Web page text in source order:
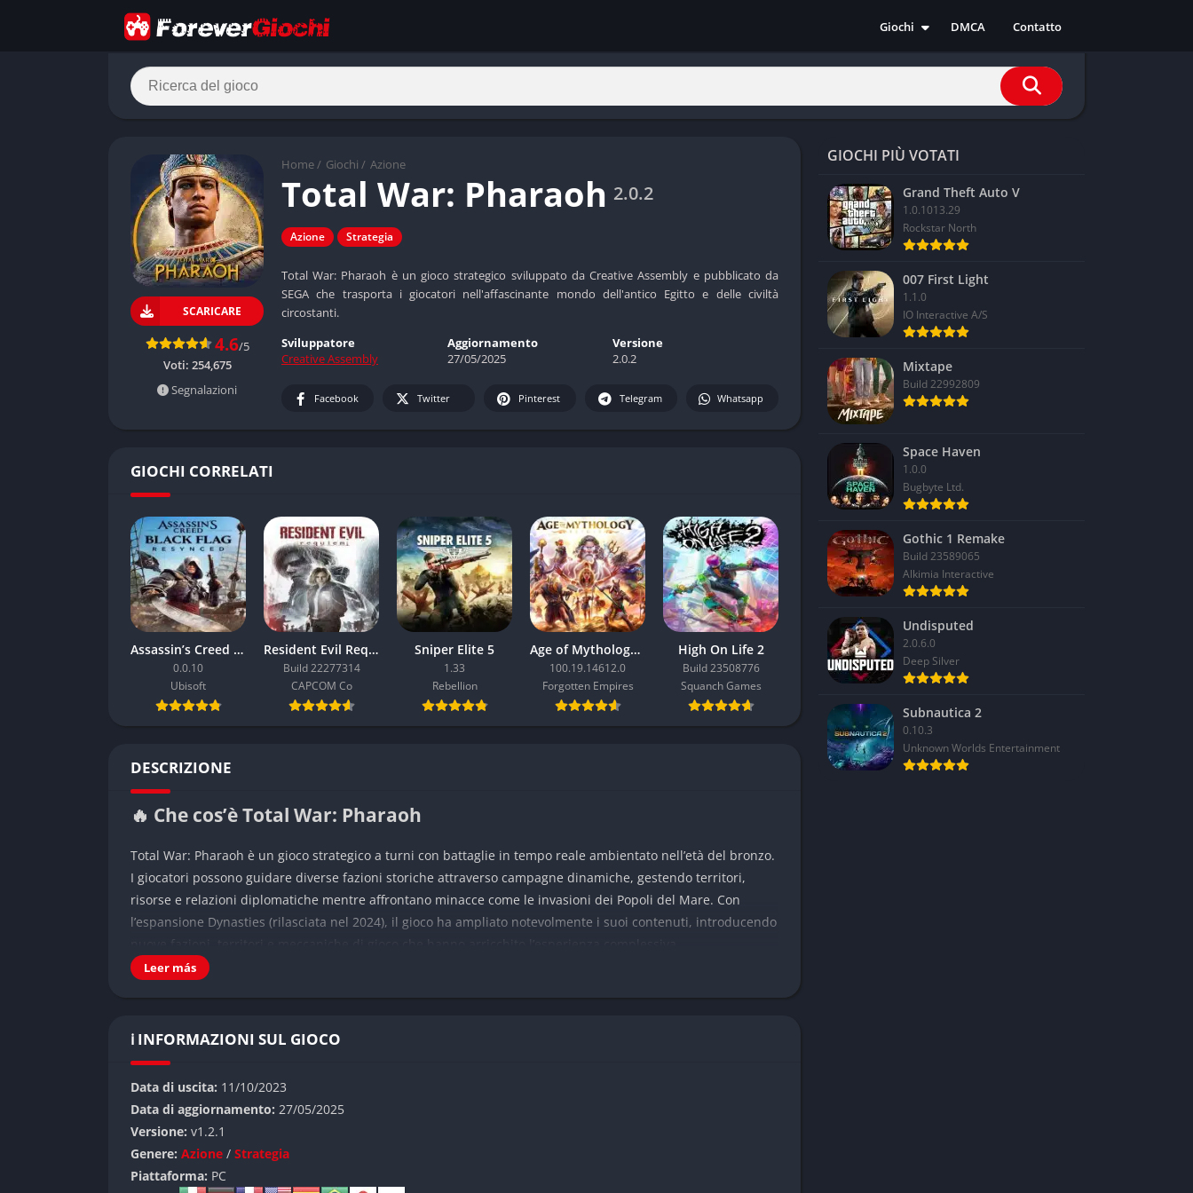
Giochi
Azione
Casual
Indie
RPG
Simulazione
Sport
Strategia
DMCA Contatto
Home / Giochi / Azione
Total War: Pharaoh 2.0.2
Azione Strategia
Total War: Pharaoh è un gioco strategico sviluppato da Creative Assembly e pubblicato da
SEGA che trasporta i giocatori nell'affascinante mondo dell'antico Egitto e delle civiltà
circostanti.
SCARICARE
4.6/5
Voti: 254,675
Segnalazioni
Sviluppatore
Creative Assembly
Aggiornamento
27/05/2025
Versione
2.0.2
Facebook Twitter Pinterest Telegram Whatsapp
GIOCHI CORRELATI
Assassin’s Creed Black Flag Resynced
0.0.10
Ubisoft
Resident Evil Requiem
Build 22277314
CAPCOM Co
Sniper Elite 5
1.33
Rebellion
Age of Mythology: Retold
100.19.14612.0
Forgotten Empires
High On Life 2
Build 23508776
Squanch Games
DESCRIZIONE
🔥 Che cos’è Total War: Pharaoh
Total War: Pharaoh è un gioco strategico a turni con battaglie in tempo reale ambientato nell’età del bronzo.
I giocatori possono guidare diverse fazioni storiche attraverso campagne dinamiche, gestendo territori,
risorse e relazioni diplomatiche mentre affrontano minacce come le invasioni dei Popoli del Mare. Con
l’espansione Dynasties (rilasciata nel 2024), il gioco ha ampliato notevolmente i suoi contenuti, introducendo
nuove fazioni, territori e meccaniche di gioco che hanno arricchito l’esperienza complessiva.
L’ambientazione storica
particolare attenzione all’Egitto, alla Mesopotamia e alla regione dell’Egeo. Con l’espansione Dynasties, la
mappa è stata significativamente ampliata per includere territori della Mesopotamia, della Persia e
dell’Egeo, portando il totale a 168 nuovi insediamenti da conquistare.
👉 Caratteristiche di Total War: Pharaoh
Sistema di combattimento tattico
Leer más
ℹ️ INFORMAZIONI SUL GIOCO
Data di uscita: 11/10/2023
Data di aggiornamento: 27/05/2025
Versione: v1.2.1
Genere: Azione / Strategia
Piattaforma: PC
GIOCHI PIÙ VOTATI
Grand Theft Auto V
1.0.1013.29
Rockstar North
007 First Light
1.1.0
IO Interactive A/S
Mixtape
Build 22992809
Space Haven
1.0.0
Bugbyte Ltd.
Gothic 1 Remake
Build 23589065
Alkimia Interactive
Undisputed
2.0.6.0
Deep Silver
Subnautica 2
0.10.3
Unknown Worlds Entertainment